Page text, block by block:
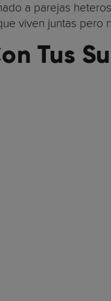
a parejas
viven juntas pero
Tus